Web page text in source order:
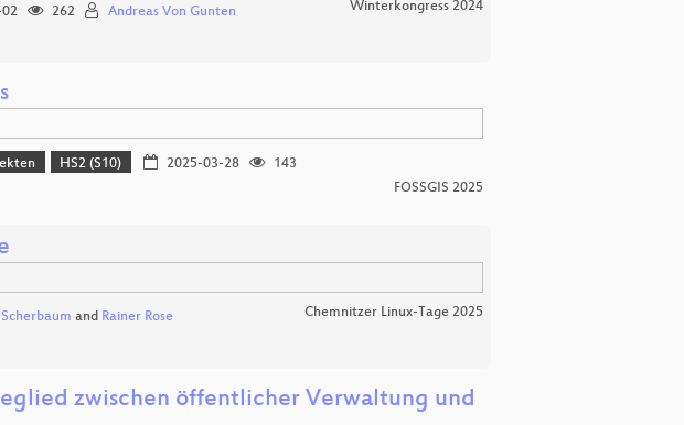
262 Andreas Von Gunten Winterkongress 2024
HS2 (S10) 2025-03-28
143
FOSSGIS 2025
and Rainer Rose Chemnitzer Linux-Tage 2025
zwischen öffentlicher Verwaltung und